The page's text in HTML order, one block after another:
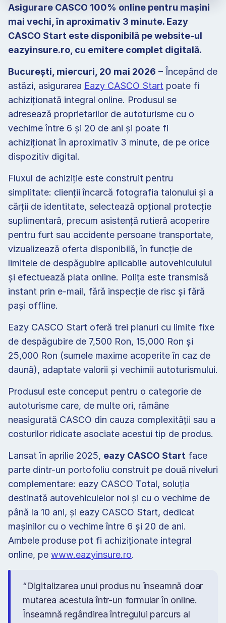
Asigurare CASCO 100% online pentru mașini
mai vechi, în aproximativ 3 minute. Eazy
CASCO Start este disponibilă pe website-ul
eazyinsure.ro, cu emitere complet digitală.
București, miercuri, 20 mai 2026 – Începând de
astăzi, asigurarea Eazy CASCO Start poate fi
achiziționată integral online. Produsul se
adresează proprietarilor de autoturisme cu o
vechime între 6 și 20 de ani și poate fi
achiziționat în aproximativ 3 minute, de pe orice
dispozitiv digital.
Fluxul de achiziție este construit pentru
simplitate: clienții încarcă fotografia talonului și a
cărții de identitate, selectează opțional protecție
suplimentară, precum asistență rutieră acoperire
pentru furt sau accidente persoane transportate,
vizualizează oferta disponibilă, în funcție de
limitele de despăgubire aplicabile autovehiculului
și efectuează plata online. Polița este transmisă
instant prin e-mail, fără inspecție de risc și fără
pași offline.
Eazy CASCO Start oferă trei planuri cu limite fixe
de despăgubire de 7,500 Ron, 15,000 Ron și
25,000 Ron (sumele maxime acoperite în caz de
daună), adaptate valorii și vechimii autoturismului.
Produsul este conceput pentru o categorie de
autoturisme care, de multe ori, rămâne
neasigurată CASCO din cauza complexității sau a
costurilor ridicate asociate acestui tip de produs.
Lansat în aprilie 2025, eazy CASCO Start face
parte dintr-un portofoliu construit pe două niveluri
complementare: eazy CASCO Total, soluția
destinată autovehiculelor noi și cu o vechime de
până la 10 ani, și eazy CASCO Start, dedicat
mașinilor cu o vechime între 6 și 20 de ani.
Ambele produse pot fi achiziționate integral
online, pe www.eazyinsure.ro.
“Digitalizarea unui produs nu înseamnă doar
mutarea acestuia într-un formular în online.
Înseamnă regândirea întregului parcurs al